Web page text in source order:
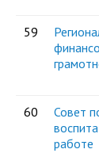
59
60
Совет
работе